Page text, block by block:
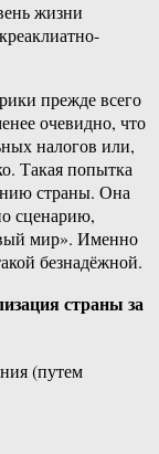
жизни
прежде всего
очевидно, что
налогов или,
Такая попытка
страны. Она
сценарию,
мир». Именно
безнадёжной.
страны за
(путем